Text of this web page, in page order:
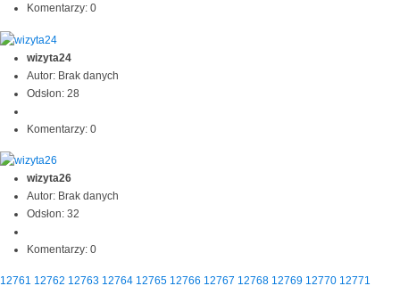
Komentarzy: 0
wizyta24
Autor: Brak danych
Odsłon: 28
Komentarzy: 0
wizyta26
Autor: Brak danych
Odsłon: 32
Komentarzy: 0
12761 12762 12763 12764 12765 12766 12767 12768 12769 12770 12771